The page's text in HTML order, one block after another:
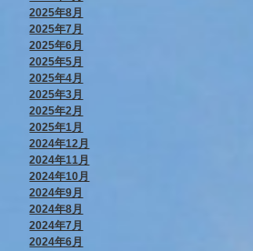
2025年8月
2025年7月
2025年6月
2025年5月
2025年4月
2025年3月
2025年2月
2025年1月
2024年12月
2024年11月
2024年10月
2024年9月
2024年8月
2024年7月
2024年6月